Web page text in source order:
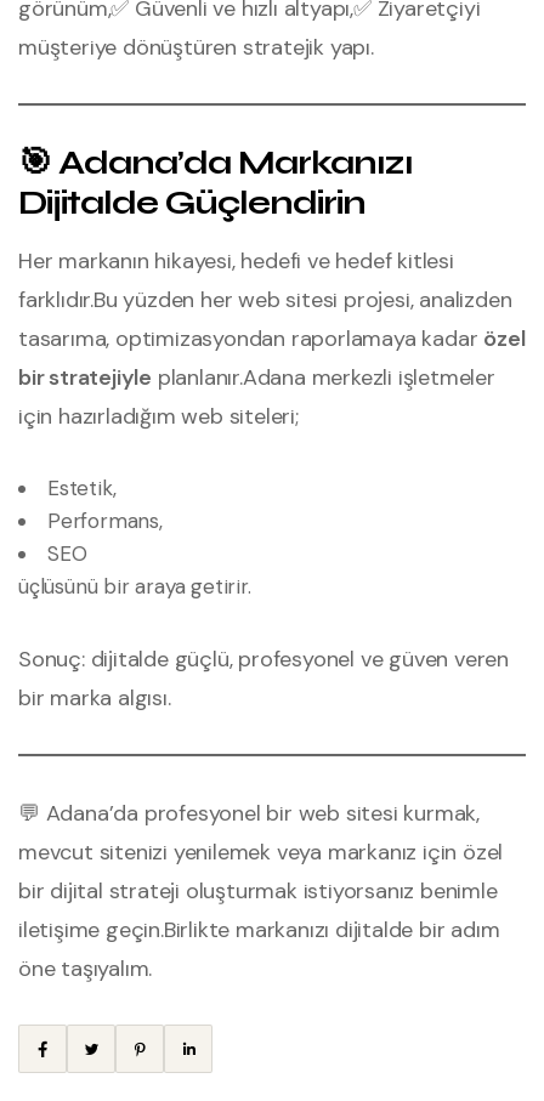
görünüm,✅ Güvenli ve hızlı altyapı,✅ Ziyaretçiyi
müşteriye dönüştüren stratejik yapı.
🎯 Adana’da Markanızı
Dijitalde Güçlendirin
Her markanın hikayesi, hedefi ve hedef kitlesi
farklıdır.Bu yüzden her web sitesi projesi, analizden
tasarıma, optimizasyondan raporlamaya kadar özel
bir stratejiyle planlanır.Adana merkezli işletmeler
için hazırladığım web siteleri;
Estetik,
Performans,
SEO
üçlüsünü bir araya getirir.
Sonuç: dijitalde güçlü, profesyonel ve güven veren
bir marka algısı.
💬 Adana’da profesyonel bir web sitesi kurmak,
mevcut sitenizi yenilemek veya markanız için özel
bir dijital strateji oluşturmak istiyorsanız benimle
iletişime geçin.Birlikte markanızı dijitalde bir adım
öne taşıyalım.